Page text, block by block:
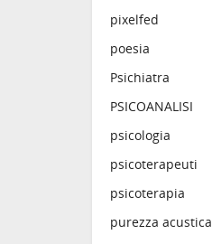
pixelfed
poesia
Psichiatra
PSICOANALISI
psicologia
psicoterapeuti
psicoterapia
purezza acustica